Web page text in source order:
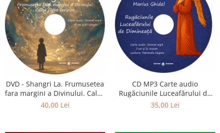
DVD - Shangri La. Frumusetea
fara margini a Divinului. Calea
catre fericire
40,00 Lei
CD MP3 Carte audio
Rugăciunile Luceafărului de
dimineață
35,00 Lei